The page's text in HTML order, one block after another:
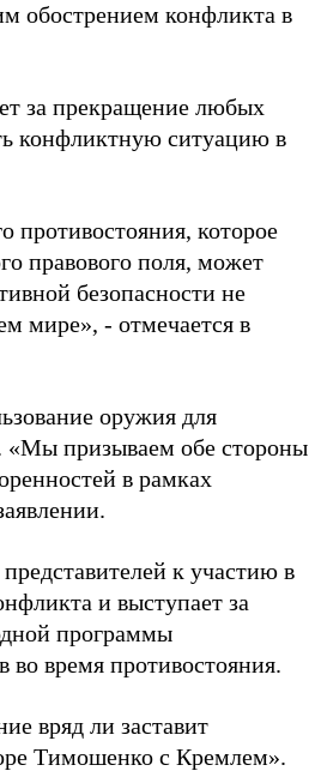
обострением конфликта в
за прекращение любых
конфликтную ситуацию в
противостояния, которое
правового поля, может
безопасности не
мире», - отмечается в
оружия для
«Мы призываем обе стороны
в рамках
к участию в
и выступает за
программы
во время противостояния.
вряд ли заставит
Тимошенко с Кремлем».